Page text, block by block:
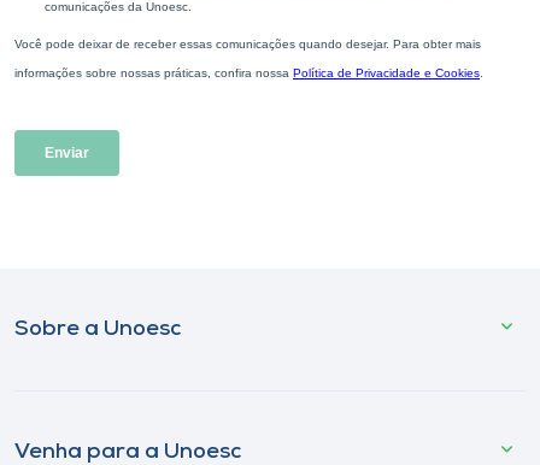
Sobre a Unoesc
Venha para a Unoesc